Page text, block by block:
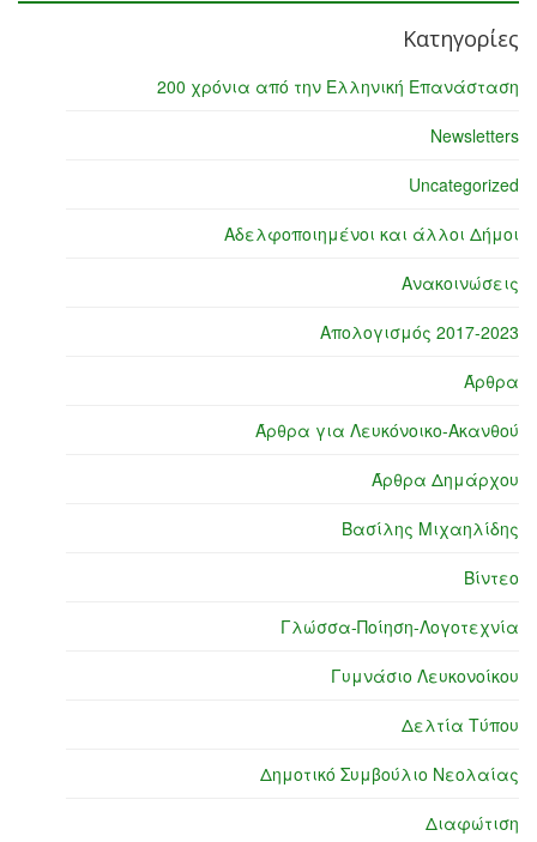
Κατηγορίες
200 χρόνια από την Ελληνική Επανάσταση
Newsletters
Uncategorized
Αδελφοποιημένοι και άλλοι Δήμοι
Ανακοινώσεις
Απολογισμός 2017-2023
Άρθρα
Άρθρα για Λευκόνοικο-Ακανθού
Άρθρα Δημάρχου
Βασίλης Μιχαηλίδης
Βίντεο
Γλώσσα-Ποίηση-Λογοτεχνία
Γυμνάσιο Λευκονοίκου
Δελτία Τύπου
Δημοτικό Συμβούλιο Νεολαίας
Διαφώτιση